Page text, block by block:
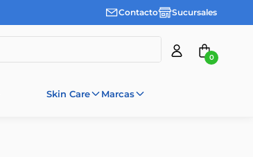
Contacto Sucursales
0
Skin Care Marcas